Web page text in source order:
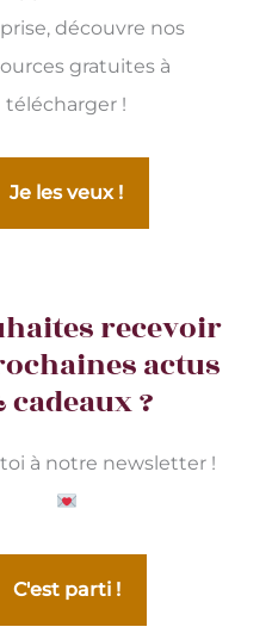
découvre nos
gratuites à
télécharger !
Je les veux !
recevoir
actus
cadeaux ?
à notre newsletter !
C'est parti !